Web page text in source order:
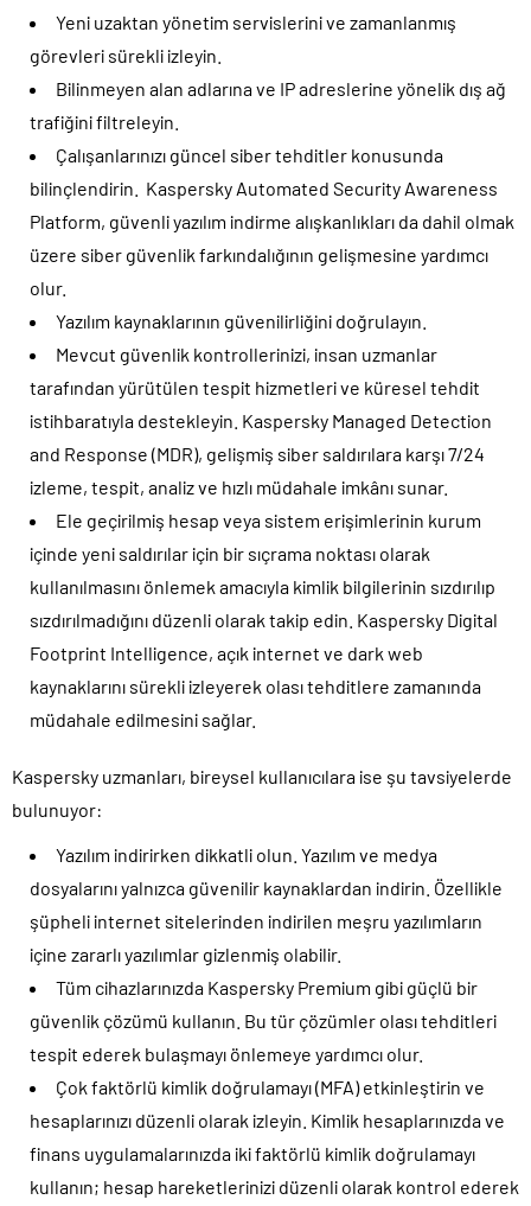
Yeni uzaktan yönetim servislerini ve zamanlanmış
görevleri sürekli izleyin.
Bilinmeyen alan adlarına ve IP adreslerine yönelik dış ağ
trafiğini filtreleyin.
Çalışanlarınızı güncel siber tehditler konusunda
bilinçlendirin. Kaspersky Automated Security Awareness
Platform, güvenli yazılım indirme alışkanlıkları da dahil olmak
üzere siber güvenlik farkındalığının gelişmesine yardımcı
olur.
Yazılım kaynaklarının güvenilirliğini doğrulayın.
Mevcut güvenlik kontrollerinizi, insan uzmanlar
tarafından yürütülen tespit hizmetleri ve küresel tehdit
istihbaratıyla destekleyin. Kaspersky Managed Detection
and Response (MDR), gelişmiş siber saldırılara karşı 7/24
izleme, tespit, analiz ve hızlı müdahale imkânı sunar.
Ele geçirilmiş hesap veya sistem erişimlerinin kurum
içinde yeni saldırılar için bir sıçrama noktası olarak
kullanılmasını önlemek amacıyla kimlik bilgilerinin sızdırılıp
sızdırılmadığını düzenli olarak takip edin. Kaspersky Digital
Footprint Intelligence, açık internet ve dark web
kaynaklarını sürekli izleyerek olası tehditlere zamanında
müdahale edilmesini sağlar.
Kaspersky uzmanları, bireysel kullanıcılara ise şu tavsiyelerde
bulunuyor:
Yazılım indirirken dikkatli olun. Yazılım ve medya
dosyalarını yalnızca güvenilir kaynaklardan indirin. Özellikle
şüpheli internet sitelerinden indirilen meşru yazılımların
içine zararlı yazılımlar gizlenmiş olabilir.
Tüm cihazlarınızda Kaspersky Premium gibi güçlü bir
güvenlik çözümü kullanın. Bu tür çözümler olası tehditleri
tespit ederek bulaşmayı önlemeye yardımcı olur.
Çok faktörlü kimlik doğrulamayı (MFA) etkinleştirin ve
hesaplarınızı düzenli olarak izleyin. Kimlik hesaplarınızda ve
finans uygulamalarınızda iki faktörlü kimlik doğrulamayı
kullanın; hesap hareketlerinizi düzenli olarak kontrol ederek